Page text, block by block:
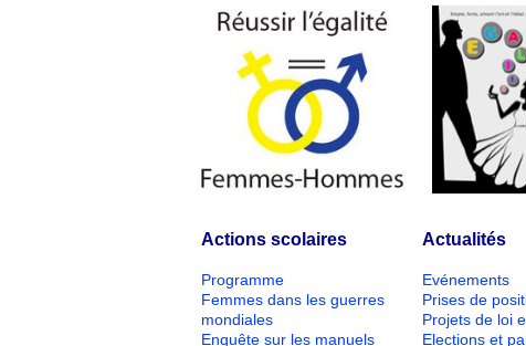
Actions scolaires
Programme
Femmes dans les guerres
mondiales
Enquête sur les manuels
Actualités
Evénements
Prises de
Projets de loi
Elections et